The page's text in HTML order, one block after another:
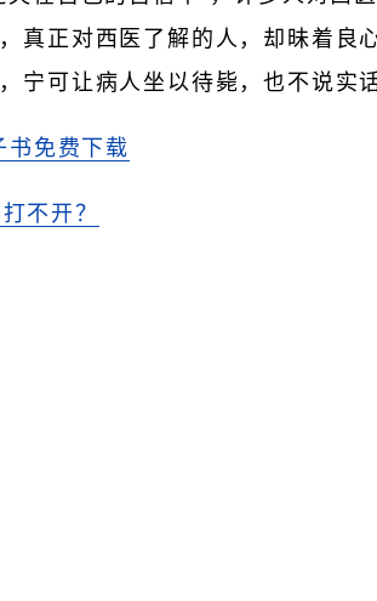
真正对西医了解的人，却昧着良
宁可让病人坐以待毙，也不说实话
免费下载
不开？